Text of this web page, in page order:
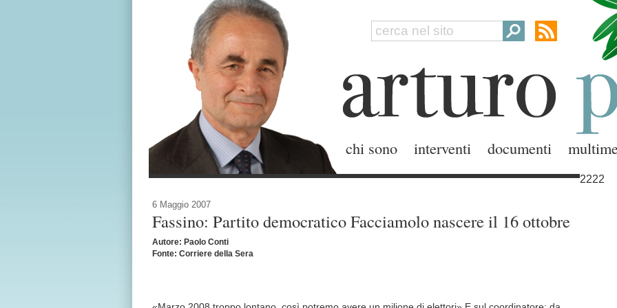
chi sono interventi documenti
2222
6 Maggio 2007
Fassino: Partito democratico Facciamolo nascere il 16 ottobre
Autore: Paolo Conti
Fonte: Corriere della Sera